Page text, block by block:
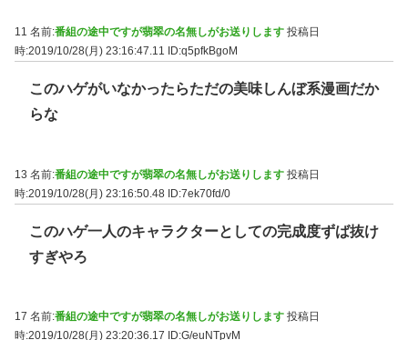
11 名前:番組の途中ですが翡翠の名無しがお送りします 投稿日
時:2019/10/28(月) 23:16:47.11
ID:q5pfkBgoM
このハゲがいなかったらただの美味しんぼ系漫画だか
らな
13 名前:番組の途中ですが翡翠の名無しがお送りします 投稿日
時:2019/10/28(月) 23:16:50.48 ID:7ek70fd/0
このハゲ一人のキャラクターとしての完成度ずば抜け
すぎやろ
17 名前:番組の途中ですが翡翠の名無しがお送りします 投稿日
時:2019/10/28(月) 23:20:36.17
ID:G/euNTpvM